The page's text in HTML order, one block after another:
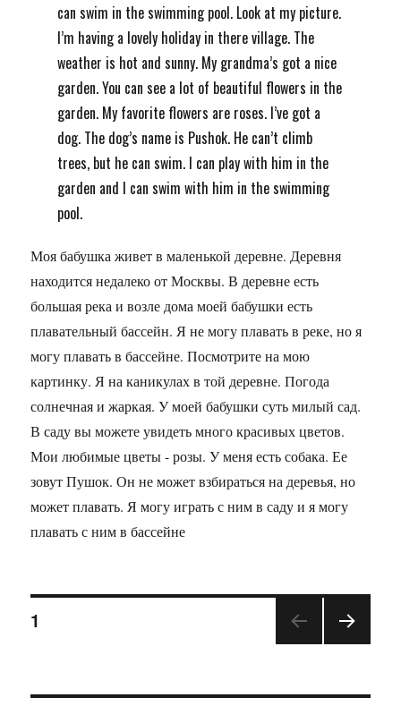
can swim in the swimming pool. Look at my picture.
I’m having a lovely holiday in there village. The
weather is hot and sunny. My grandma’s got a nice
garden. You can see a lot of beautiful flowers in the
garden. My favorite flowers are roses. I’ve got a
dog. The dog’s name is Pushok. He can’t climb
trees, but he can swim. I can play with him in the
garden and I can swim with him in the swimming
pool.
Моя бабушка живет в маленькой деревне. Деревня
находится недалеко от Москвы. В деревне есть
большая река и возле дома моей бабушки есть
плавательный бассейн. Я не могу плавать в реке, но я
могу плавать в бассейне. Посмотрите на мою
картинку. Я на каникулах в той деревне. Погода
солнечная и жаркая. У моей бабушки суть милый сад.
В саду вы можете увидеть много красивых цветов.
Мои любимые цветы - розы. У меня есть собака. Ее
зовут Пушок. Он не может взбираться на деревья, но
может плавать. Я могу играть с ним в саду и я могу
плавать с ним в бассейне
1